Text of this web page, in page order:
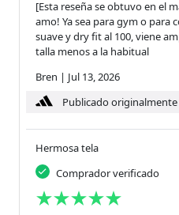
[Esta reseña se obtuvo en el
amo! Ya sea para gym o para
suave y dry fit al 100, viene
talla menos a la habitual
Bren | Jul 13, 2026
Publicado
Hermosa tela
Comprador verificado